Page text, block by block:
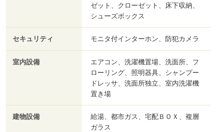
ゼット、クローゼット、床下収納、
シューズボックス
セキュリティ モニタ付インターホン、防犯カメラ
室内設備
エアコン、洗濯機置場、洗面所、フ
ローリング、照明器具、シャンプー
ドレッサ、洗面所独立、室内洗濯機
置き場
建物設備
給湯、都市ガス、宅配ＢＯＸ、複層
ガラス